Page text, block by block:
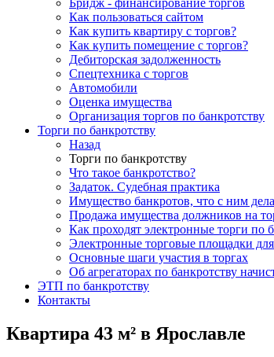
Бридж - финансирование торгов
Как пользоваться сайтом
Как купить квартиру с торгов?
Как купить помещение с торгов?
Дебиторская задолженность
Спецтехника с торгов
Автомобили
Оценка имущества
Организация торгов по банкротству
Торги по банкротству
Назад
Торги по банкротству
Что такое банкротство?
Задаток. Судебная практика
Имущество банкротов, что с ним
Продажа имущества должников на
Как проходят электронные торги по
Электронные торговые площадки для
Основные шаги участия в торгах
Об агрегаторах по банкротству
ЭТП по банкротству
Контакты
Квартира 43 м² в Ярославле